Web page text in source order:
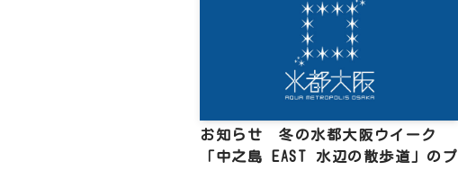
お知らせ 冬の水都大阪ウイーク
「中之島 EAST 水辺の散歩道」のプ